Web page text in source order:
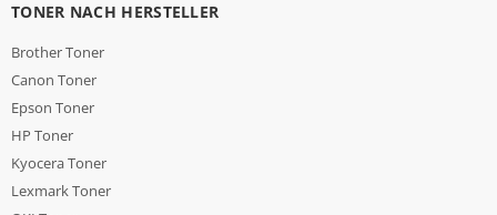
TONER NACH HERSTELLER
Brother Toner
Canon Toner
Epson Toner
HP Toner
Kyocera Toner
Lexmark Toner